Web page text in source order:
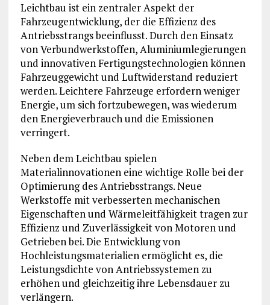
Leichtbau ist ein zentraler Aspekt der
Fahrzeugentwicklung, der die Effizienz des
Antriebsstrangs beeinflusst. Durch den Einsatz
von Verbundwerkstoffen, Aluminiumlegierungen
und innovativen Fertigungstechnologien können
Fahrzeuggewicht und Luftwiderstand reduziert
werden. Leichtere Fahrzeuge erfordern weniger
Energie, um sich fortzubewegen, was wiederum
den Energieverbrauch und die Emissionen
verringert.
Neben dem Leichtbau spielen
Materialinnovationen eine wichtige Rolle bei der
Optimierung des Antriebsstrangs. Neue
Werkstoffe mit verbesserten mechanischen
Eigenschaften und Wärmeleitfähigkeit tragen zur
Effizienz und Zuverlässigkeit von Motoren und
Getrieben bei. Die Entwicklung von
Hochleistungsmaterialien ermöglicht es, die
Leistungsdichte von Antriebssystemen zu
erhöhen und gleichzeitig ihre Lebensdauer zu
verlängern.